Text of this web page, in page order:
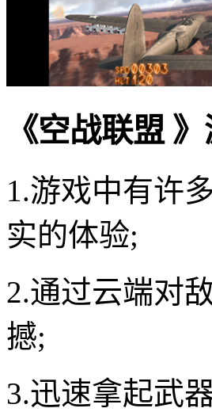
《空战联盟
1.游戏中有许
实的体验;
2.通过云端对
撼;
3.迅速拿起武